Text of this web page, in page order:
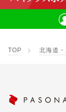
TOP 北海道